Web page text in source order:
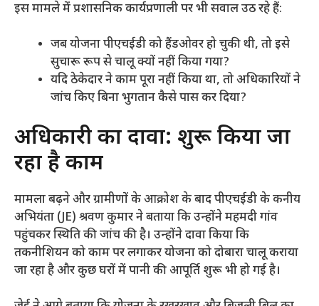
​इस मामले में प्रशासनिक कार्यप्रणाली पर भी सवाल उठ रहे हैं:
​जब योजना पीएचईडी को हैंडओवर हो चुकी थी, तो इसे
सुचारू रूप से चालू क्यों नहीं किया गया?
​यदि ठेकेदार ने काम पूरा नहीं किया था, तो अधिकारियों ने
जांच किए बिना भुगतान कैसे पास कर दिया?
​अधिकारी का दावा: शुरू किया जा
रहा है काम
​मामला बढ़ने और ग्रामीणों के आक्रोश के बाद पीएचईडी के कनीय
अभियंता (JE) श्रवण कुमार ने बताया कि उन्होंने महमदी गांव
पहुंचकर स्थिति की जांच की है। उन्होंने दावा किया कि
तकनीशियन को काम पर लगाकर योजना को दोबारा चालू कराया
जा रहा है और कुछ घरों में पानी की आपूर्ति शुरू भी हो गई है।